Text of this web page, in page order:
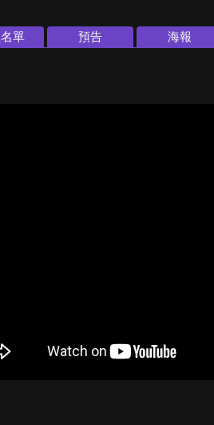
單 預告 海報